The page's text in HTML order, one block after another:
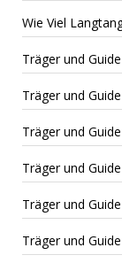
Wie Viel
Träger und
Träger und
Träger und
Träger und
Träger und
Träger und